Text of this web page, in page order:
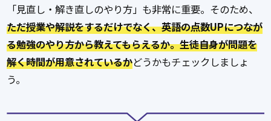
「見直し・解き直しのやり方」も非常に重要。そのため、
ただ授業や解説をするだけでなく、英語の点数UPにつなが
る勉強のやり方から教えてもらえるか。生徒自身が問題を
解く時間が用意されているかどうかもチェックしましょ
う。